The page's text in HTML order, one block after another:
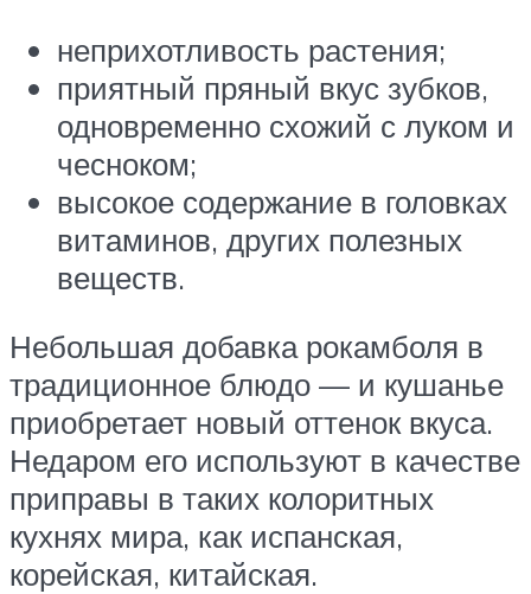
неприхотливость растения;
приятный пряный вкус зубков,
одновременно схожий с луком и
чесноком;
высокое содержание в головках
витаминов, других полезных
веществ.
Небольшая добавка рокамболя в
традиционное блюдо — и кушанье
приобретает новый оттенок вкуса.
Недаром его используют в качестве
приправы в таких колоритных
кухнях мира, как испанская,
корейская, китайская.